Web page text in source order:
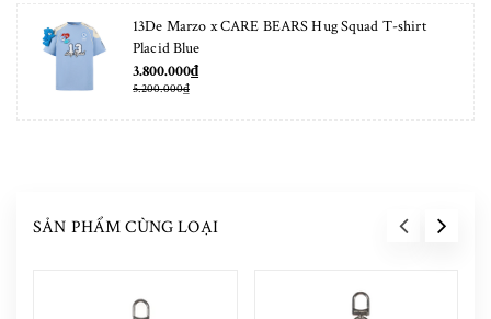
13De Marzo x CARE BEARS Hug Squad T-shirt
Placid Blue
3.800.000₫
5.200.000₫
SẢN PHẨM CÙNG LOẠI